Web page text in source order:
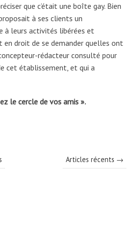
que c’était une boîte gay. Bien
à ses clients un
à leurs activités libérées et
en droit de se demander quelles ont
rédacteur consulté pour
cet établissement, et qui a
le cercle de vos amis ».
Articles récents →